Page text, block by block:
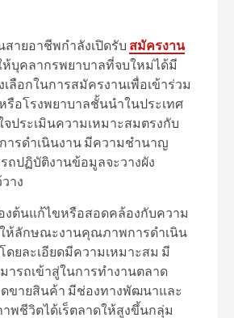
ายอาชีพกำลังเปิดรับ สมัครงาน
ห้บุคลากรพยาบาลที่จบใหม่ได้มี
ลือกในการสมัครงานเพื่อเข้าร่วม
รือโรงพยาบาลชั้นนำในประเทศ
ประเมินความเหมาะสมตรงกับ
ารดำเนินงาน มีความชำนาญ
ถปฏิบัติงานข้อมูลจะวางผัง
าง
งต้นแก้ไขหรือสอดคล้องกับความ
ให้ลักษณะงานคุณภาพการดำเนิน
ดยละเอียดมีความเหมาะสม มี
ารถเข้าสู่ในการทำงานตลาด
ดขายสินค้า มีช่องทางพัฒนาและ
พชีวิตได้เร็ตลาดให้สูงขึ้นกลุ่ม